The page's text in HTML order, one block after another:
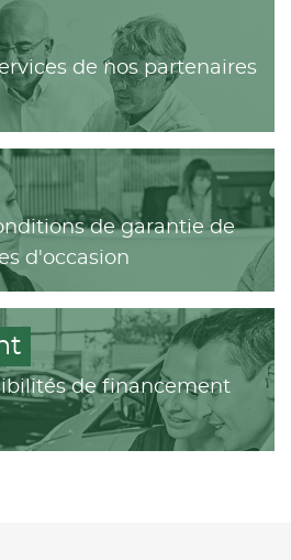
de nos partenaires
de garantie de
d'occasion
de financement